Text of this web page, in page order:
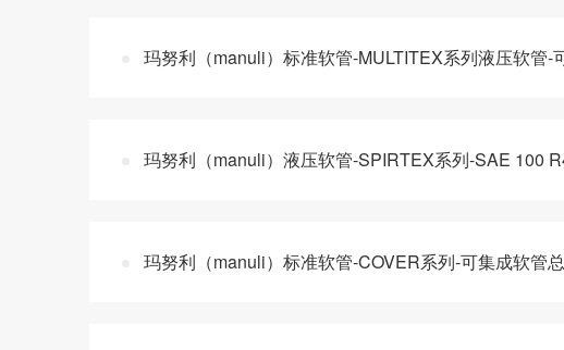
玛努利（manuli）标准软管-MULTITEX系列液压软管-
玛努利（manuli）液压软管-SPIRTEX系列-SAE 100
玛努利（manuli）标准软管-COVER系列-可集成软管